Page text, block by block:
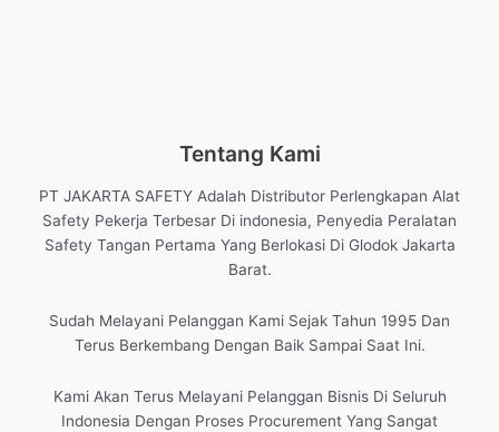
Tentang Kami
PT JAKARTA SAFETY Adalah Distributor Perlengkapan Alat
Safety Pekerja Terbesar Di indonesia, Penyedia Peralatan
Safety Tangan Pertama Yang Berlokasi Di Glodok Jakarta
Barat.
Sudah Melayani Pelanggan Kami Sejak Tahun 1995 Dan
Terus Berkembang Dengan Baik Sampai Saat Ini.
Kami Akan Terus Melayani Pelanggan Bisnis Di Seluruh
Indonesia Dengan Proses Procurement Yang Sangat